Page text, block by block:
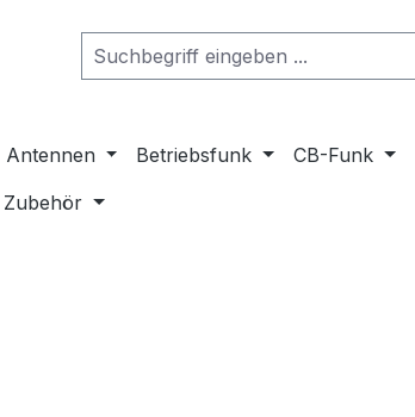
Antennen Betriebsfunk CB-Funk
Zubehör